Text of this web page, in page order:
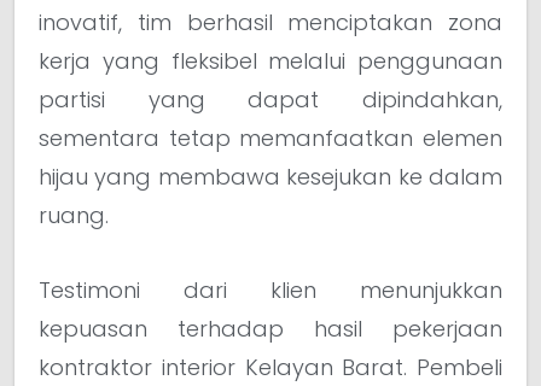
inovatif, tim berhasil menciptakan zona
kerja yang fleksibel melalui penggunaan
partisi yang dapat dipindahkan,
sementara tetap memanfaatkan elemen
hijau yang membawa kesejukan ke dalam
ruang.
Testimoni dari klien menunjukkan
kepuasan terhadap hasil pekerjaan
kontraktor interior Kelayan Barat. Pembeli